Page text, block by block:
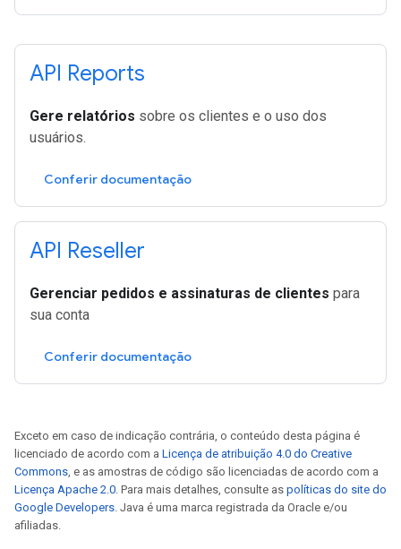
API Reports
Gere relatórios sobre os clientes e o uso dos
usuários.
Conferir documentação
API Reseller
Gerenciar pedidos e assinaturas de clientes para
sua conta
Conferir documentação
Exceto em caso de indicação contrária, o conteúdo desta página é
licenciado de acordo com a Licença de atribuição 4.0 do Creative
Commons, e as amostras de código são licenciadas de acordo com a
Licença Apache 2.0. Para mais detalhes, consulte as políticas do site do
Google Developers. Java é uma marca registrada da Oracle e/ou
afiliadas.